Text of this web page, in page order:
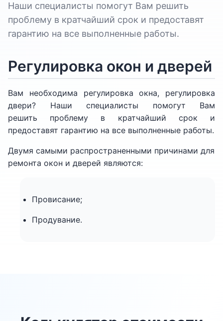
Наши специалисты помогут Вам решить
проблему в кратчайший срок и предоставят
гарантию на все выполненные работы.
Регулировка окон и дверей
Вам необходима регулировка окна, регулировка
двери? Наши специалисты помогут Вам
решить проблему в кратчайший срок и
предоставят гарантию на все выполненные работы.
Двумя самыми распространенными причинами для
ремонта окон и дверей являются:
Провисание;
Продувание.